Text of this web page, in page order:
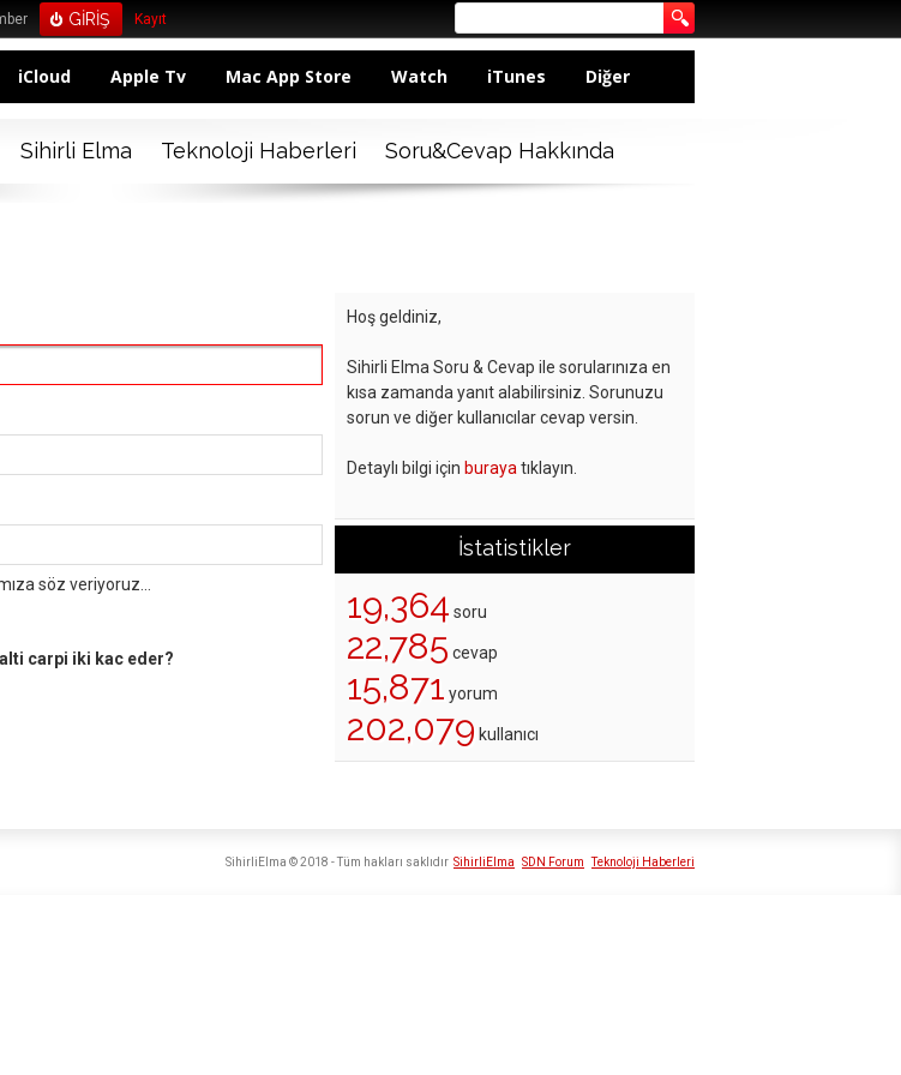
Kayıt
iCloud Apple Tv Mac App Store Watch iTunes Diğer
Sihirli Elma Teknoloji Haberleri Soru&Cevap Hakkında
söz veriyoruz...
alti carpi iki kac eder?
Hoş geldiniz,
Sihirli Elma Soru & Cevap ile sorularınıza en
kısa zamanda yanıt alabilirsiniz. Sorunuzu
sorun ve diğer kullanıcılar cevap versin.
Detaylı bilgi için buraya tıklayın.
İstatistikler
19,364 soru
22,785 cevap
15,871 yorum
202,079 kullanıcı
SihirliElma SDN Forum Teknoloji Haberleri
SihirliElma © 2018 - Tüm hakları saklıdır